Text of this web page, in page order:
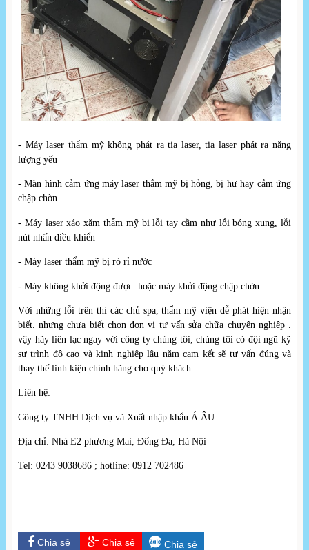
- Máy laser thẩm mỹ không phát ra tia laser, tia laser phát ra năng
lượng yếu
- Màn hình cảm ứng máy laser thẩm mỹ bị hỏng, bị hư hay cảm ứng
chập chờn
- Máy laser xáo xăm thẩm mỹ bị lỗi tay cầm như lỗi bóng xung, lỗi
nút nhấn điều khiển
- Máy laser thẩm mỹ bị rò rỉ nước
- Máy không khởi động được hoặc máy khởi động chập chờn
Với những lỗi trên thì các chủ spa, thẩm mỹ viện dễ phát hiện nhận
biết. nhưng chưa biết chọn đơn vị tư vấn sửa chữa chuyên nghiệp .
vậy hãy liên lạc ngay với công ty chúng tôi, chúng tôi có đội ngũ kỹ
sư trình độ cao và kinh nghiệp lâu năm cam kết sẽ tư vấn đúng và
thay thế linh kiện chính hãng cho quý khách
Liên hệ:
Công ty TNHH Dịch vụ và Xuất nhập khẩu Á ÂU
Địa chỉ: Nhà E2 phương Mai, Đống Đa, Hà Nội
Tel: 0243 9038686 ; hotline: 0912 702486
Chia sẻ Chia sẻ Chia sẻ